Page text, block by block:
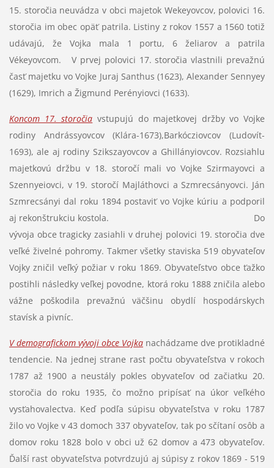
15. storočia neuvádza v obci majetok Wekeyovcov, polovici 16.
storočia im obec opäť patrila. Listiny z rokov 1557 a 1560 totiž
udávajú, že Vojka mala 1 portu, 6 želiarov a patrila
Vékeyovcom. V prvej polovici 17. storočia vlastnili prevažnú
časť majetku vo Vojke Juraj Santhus (1623), Alexander Sennyey
(1629), Imrich a Žigmund Perényiovci (1633).
Koncom 17. storočia vstupujú do majetkovej držby vo Vojke
rodiny Andrássyovcov (Klára-1673),Barkócziovcov (Ludovít-
1693), ale aj rodiny Szikszayovcov a Ghillányiovcov. Rozsiahlu
majetkovú držbu v 18. storočí mali vo Vojke Szirmayovci a
Szennyeiovci, v 19. storočí Majláthovci a Szmrecsányovci. Ján
Szmrecsányi dal roku 1894 postaviť vo Vojke kúriu a podporil
aj rekonštrukciu kostola. Do
vývoja obce tragicky zasiahli v druhej polovici 19. storočia dve
veľké živelné pohromy. Takmer všetky staviska 519 obyvateľov
Vojky zničil veľký požiar v roku 1869. Obyvateľstvo obce ťažko
postihli následky veľkej povodne, ktorá roku 1888 zničila alebo
vážne poškodila prevažnú väčšinu obydlí hospodárskych
stavísk a pivníc.
V demografickom vývoji obce Vojka nachádzame dve protikladné
tendencie. Na jednej strane rast počtu obyvateľstva v rokoch
1787 až 1900 a neustály pokles obyvateľov od začiatku 20.
storočia do roku 1935, čo možno pripísať na úkor veľkého
vysťahovalectva. Keď podľa súpisu obyvateľstva v roku 1787
žilo vo Vojke v 43 domoch 337 obyvateľov, tak po sčítaní osôb a
domov roku 1828 bolo v obci už 62 domov a 473 obyvateľov.
Ďalší rast obyvateľstva potvrdzujú aj súpisy z rokov 1869 - 519